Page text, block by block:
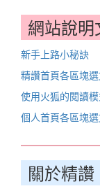
網站說明
新手上路小秘訣
精讚首頁各區塊
使用火狐的閱讀
個人首頁各區塊
關於精讚